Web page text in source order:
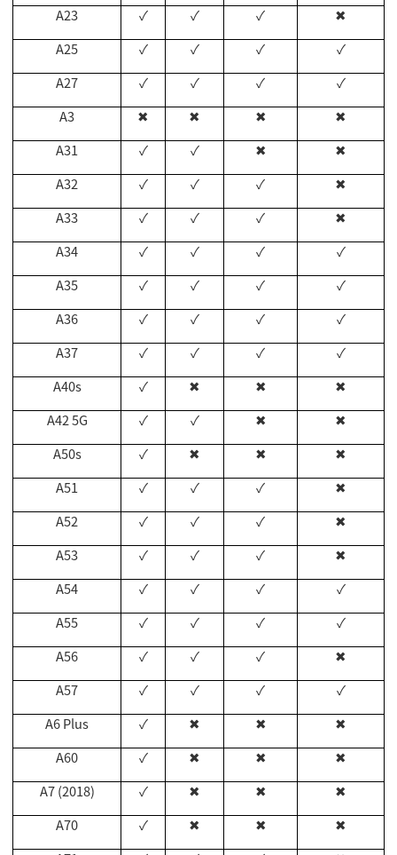
A23
✓ ✓ ✓
✖
A25
✓ ✓ ✓
✓
A27
✓ ✓ ✓
✓
A3
✖ ✖ ✖
✖
A31
✓ ✓ ✖
✖
A32
✓ ✓ ✓
✖
A33
✓ ✓ ✓
✖
A34
✓ ✓ ✓
✓
A35
✓ ✓ ✓
✓
A36
✓ ✓ ✓
✓
A37
✓ ✓ ✓
✓
A40s
✓ ✖ ✖
✖
A42 5G
✓ ✓ ✖
✖
A50s
✓ ✖ ✖
✖
A51
✓ ✓ ✓
✖
A52
✓ ✓ ✓
✖
A53
✓ ✓ ✓
✖
A54
✓ ✓ ✓
✓
A55
✓ ✓ ✓
✓
A56
✓ ✓ ✓
✖
A57
✓ ✓ ✓
✓
A6 Plus
✓ ✖ ✖
✖
A60
✓ ✖ ✖
✖
A7 (2018)
✓ ✖ ✖
✖
A70
✓ ✖ ✖
✖